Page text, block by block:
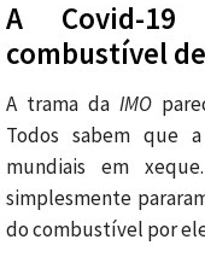
A Covid-
combustível
A trama da IMO
Todos sabem que
mundiais em
simplesmente
do combustível por